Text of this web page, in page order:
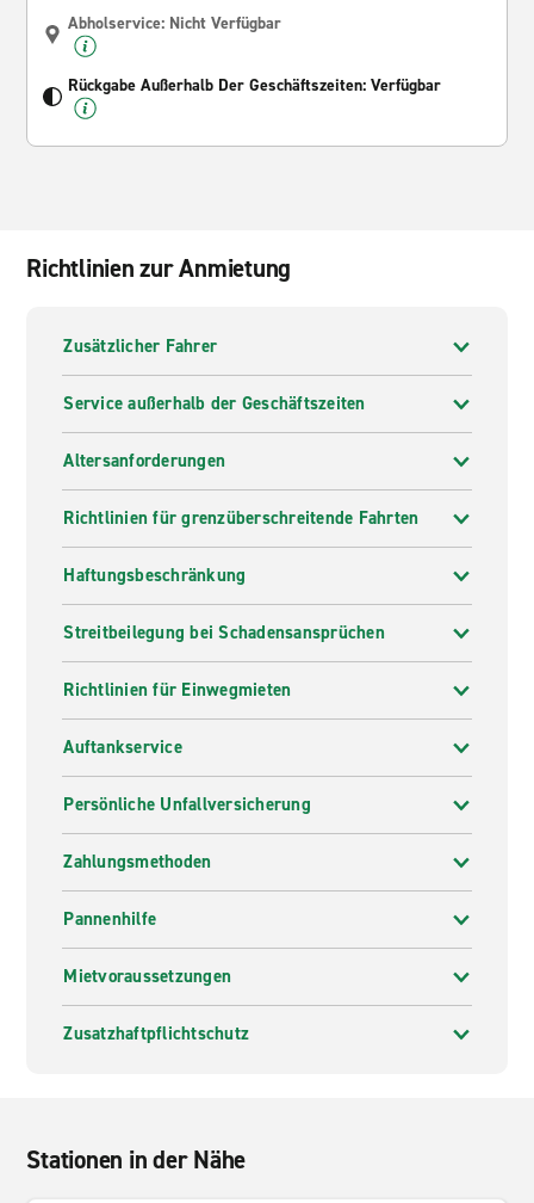
Abholservice: Nicht Verfügbar
Rückgabe Außerhalb Der Geschäftszeiten: Verfügbar
Richtlinien zur Anmietung
Zusätzlicher Fahrer
Service außerhalb der Geschäftszeiten
Altersanforderungen
Richtlinien für grenzüberschreitende Fahrten
Haftungsbeschränkung
Streitbeilegung bei Schadensansprüchen
Richtlinien für Einwegmieten
Auftankservice
Persönliche Unfallversicherung
Zahlungsmethoden
Pannenhilfe
Mietvoraussetzungen
Zusatzhaftpflichtschutz
Stationen in der Nähe